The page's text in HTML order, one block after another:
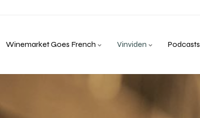
Winemarket Goes French Vinviden Podcasts